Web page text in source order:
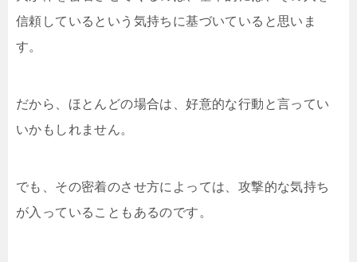
信頼しているという気持ちに基づいていると思いま
す。
だから、ほとんどの場合は、好意的な行動と言ってい
いかもしれません。
でも、その密着のさせ方によっては、攻撃的な気持ち
が入っていることもあるのです。